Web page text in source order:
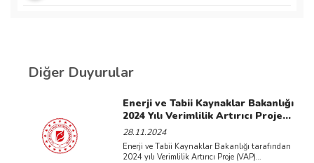
Diğer Duyurular
Enerji ve Tabii Kaynaklar Bakanlığı
2024 Yılı Verimlilik Artırıcı Proje
Başvuruları Tarihi Duyurulmuştur.
28.11.2024
Enerji ve Tabii Kaynaklar Bakanlığı tarafından
2024 yılı Verimlilik Artırıcı Proje (VAP)